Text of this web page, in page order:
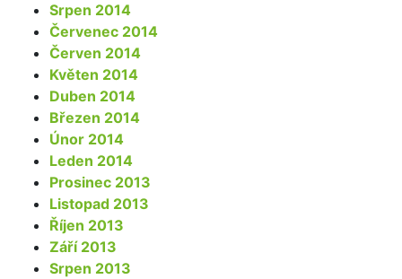
Srpen 2014
Červenec 2014
Červen 2014
Květen 2014
Duben 2014
Březen 2014
Únor 2014
Leden 2014
Prosinec 2013
Listopad 2013
Říjen 2013
Září 2013
Srpen 2013